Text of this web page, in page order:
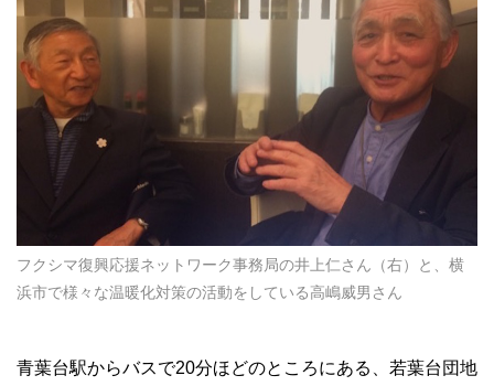
フクシマ復興応援ネットワーク事務局の井上仁さん（右）と、横
浜市で様々な温暖化対策の活動をしている高嶋威男さん
青葉台駅からバスで20分ほどのところにある、若葉台団地